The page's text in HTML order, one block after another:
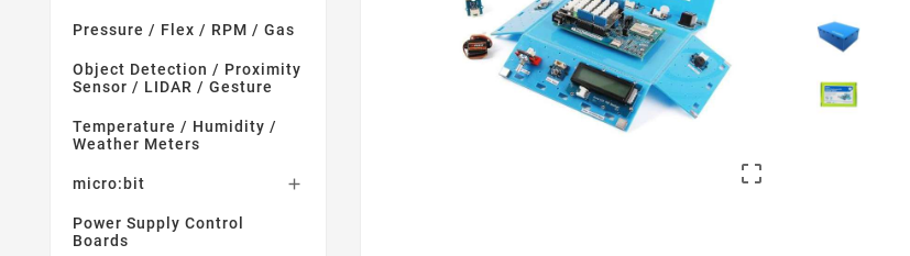
Pressure / Flex / RPM / Gas
Object Detection / Proximity
Sensor / LIDAR / Gesture
Temperature / Humidity /
Weather Meters
micro:bit 
Power Supply Control
Boards
